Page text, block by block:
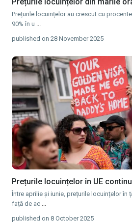
Prețurile locuințelor au crescut cu
90% în u ...
published on 28 November 2025
Prețurile locuințelor în UE
Între aprilie și iunie, prețurile locuințelor în
față de ac ...
published on 8 October 2025